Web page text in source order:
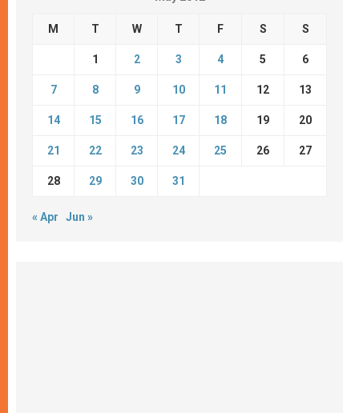
M T W T F S S
1 2 3 4 5 6
7 8 9 10 11 12 13
14 15 16 17 18 19 20
21 22 23 24 25 26 27
28 29 30 31
« Apr Jun »